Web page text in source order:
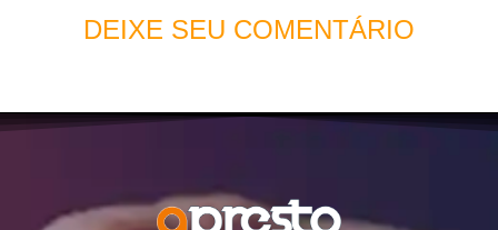
DEIXE SEU COMENTÁRIO